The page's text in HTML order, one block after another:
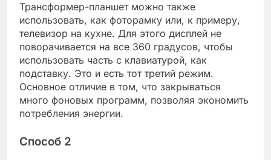
Трансформер-планшет можно также
использовать, как фоторамку или, к примеру,
телевизор на кухне. Для этого дисплей не
поворачивается на все 360 градусов, чтобы
использовать часть с клавиатурой, как
подставку. Это и есть тот третий режим.
Основное отличие в том, что закрываться
много фоновых программ, позволяя экономить
потребления энергии.
Способ 2